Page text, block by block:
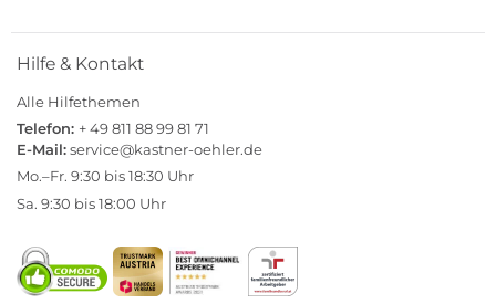
Hilfe & Kontakt
Alle Hilfethemen
Telefon: + 49 811 88 99 81 71
E-Mail:service@kastner-oehler.de
Mo.–Fr. 9:30 bis 18:30 Uhr
Sa. 9:30 bis 18:00 Uhr